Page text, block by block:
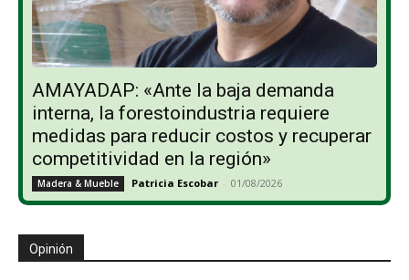
AMAYADAP: «Ante la baja demanda
interna, la forestoindustria requiere
medidas para reducir costos y recuperar
competitividad en la región»
Madera & Mueble Patricia Escobar - 01/08/2026
Opinión